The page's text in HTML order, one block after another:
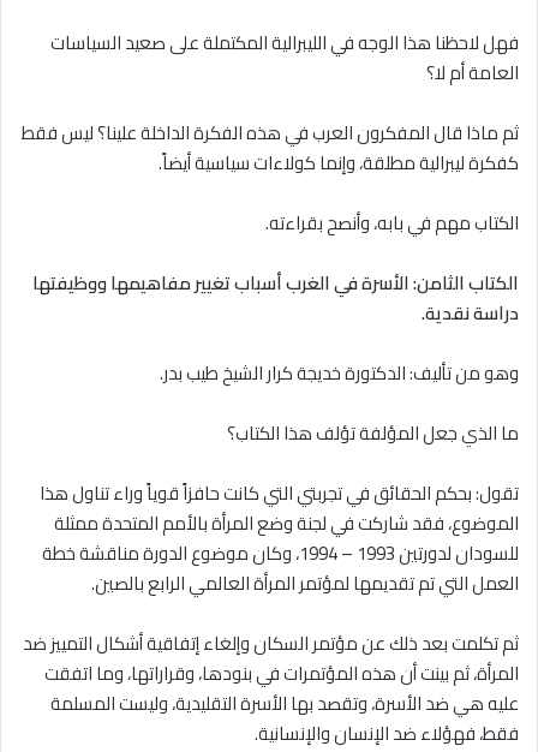
فهل لاحظنا هذا الوجه في الليبرالية المكتملة على صعيد السياسات
العامة أم ﻻ؟
ثم ماذا قال المفكرون العرب في هذه الفكرة الداخلة علينا؟ ليس فقط
كفكرة ليبرالية مطلقة، وإنما كولاءات سياسية أيضاً.
الكتاب مهم في بابه، وأنصح بقراءته.
الكتاب الثامن: الأسرة في الغربأسباب تغيير مفاهيمها ووظيفتها
دراسة نقدية.
وهو من تأليف: الدكتورة خديجة كرار الشيخ طيب بدر.
ما الذي جعل المؤلفة تؤلف هذا الكتاب؟
تقول: بحكم الحقائق في تجربتي التي كانت حافزاً قوياً وراء تناول هذا
الموضوع، فقد شاركت في لجنة وضع المرأة بالأمم المتحدة ممثلة
للسودان لدورتين 1993 – 1994، وكان موضوع الدورة مناقشة خطة
العمل التي تم تقديمها لمؤتمر المرأة العالمي الرابع بالصين.
ثم تكلمت بعد ذلك عن مؤتمر السكان وإلغاء إتفاقية أشكال التمييز ضد
المرأة، ثم بينت أن هذه المؤتمرات في بنودها، وقراراتها، وما اتفقت
عليه هي ضد الأسرة، وتقصد بها الأسرة التقليدية، وليست المسلمة
فقط، فهؤلاء ضد الإنسان والإنسانية.